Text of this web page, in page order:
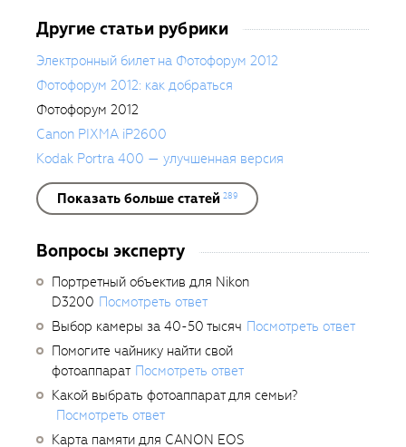
Другие статьи рубрики
Электронный билет на Фотофорум 2012
Фотофорум 2012: как добраться
Фотофорум 2012
Canon PIXMA iP2600
Kodak Portra 400 — улучшенная версия
Показать больше статей 289
Вопросы эксперту
Портретный объектив для Nikon
D3200 Посмотреть ответ
Выбор камеры за 40-50 тысяч Посмотреть ответ
Помогите чайнику найти свой
фотоаппарат Посмотреть ответ
Какой выбрать фотоаппарат для семьи?
Посмотреть ответ
Карта памяти для CANON EOS